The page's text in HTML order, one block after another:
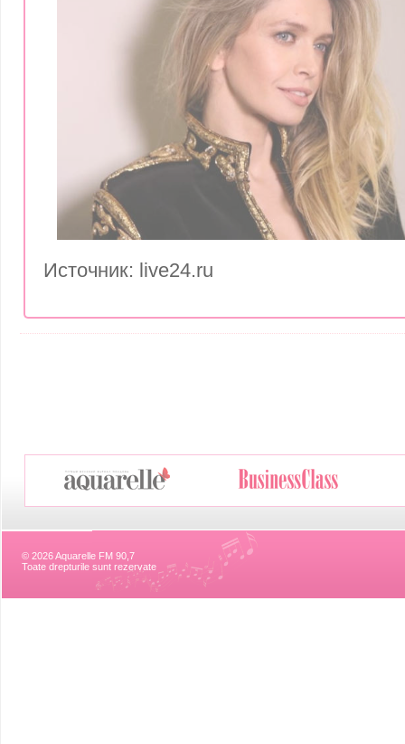
Источник: live24.ru
© 2026 Aquarelle FM 90,7
Toate drepturile sunt rezervate